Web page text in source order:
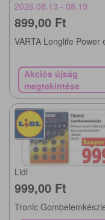
2026.08.13 - 08.19
899,00 Ft
VARTA Longlife Power
Akciós újság
megtekintése
Lidl
999,00 Ft
Tronic